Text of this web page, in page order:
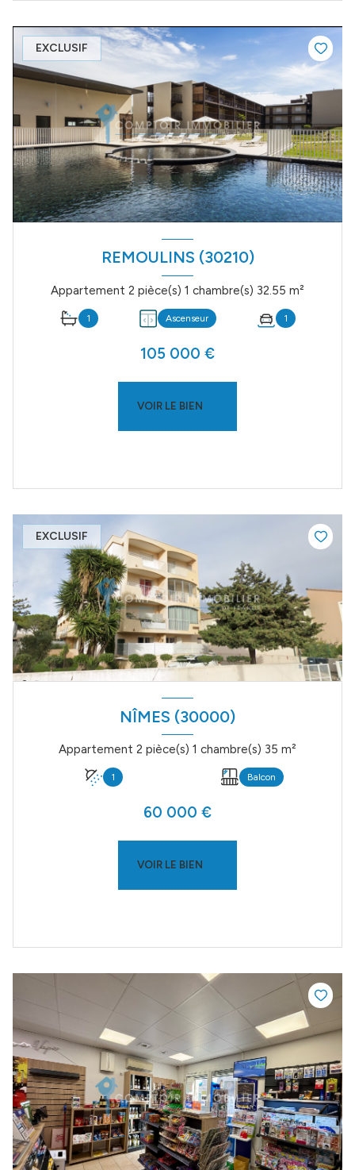
EXCLUSIF
REMOULINS (30210)
Appartement 2 pièce(s) 1 chambre(s) 32.55 m²
1 Ascenseur 1
105 000 €
VOIR LE BIEN
EXCLUSIF
NÎMES (30000)
Appartement 2 pièce(s) 1 chambre(s) 35 m²
1 Balcon
60 000 €
VOIR LE BIEN